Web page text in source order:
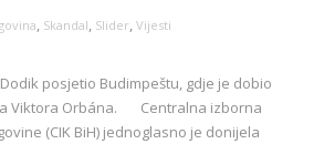
, Skandal, Slider, Vijesti
posjetio Budimpeštu, gdje je dobio
Viktora Orbána. Centralna izborna
(CIK BiH) jednoglasno je donijela